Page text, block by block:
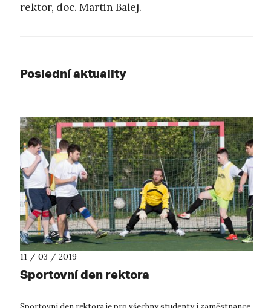
rektor, doc. Martin Balej.
Poslední aktuality
11 / 03 / 2019
Sportovní den rektora